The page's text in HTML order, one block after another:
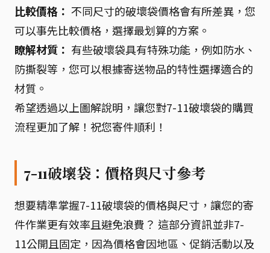
比較價格： 不同尺寸的破壞袋價格會有所差異，您
可以事先比較價格，選擇最划算的方案。
瞭解材質： 有些破壞袋具有特殊功能，例如防水、
防撕裂等，您可以根據寄送物品的特性選擇適合的
材質。
希望透過以上圖解說明，讓您對7-11破壞袋的購買
流程更加了解！祝您寄件順利！
7-11破壞袋：價格與尺寸參考
想要精準掌握7-11破壞袋的價格與尺寸，讓您的寄
件作業更有效率且避免浪費？ 這部分資訊並非7-
11公開且固定，因為價格會因地區、促銷活動以及